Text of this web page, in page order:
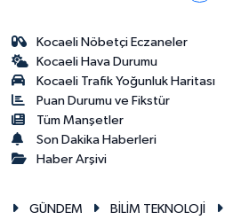
Kocaeli Nöbetçi Eczaneler
Kocaeli Hava Durumu
Kocaeli Trafik Yoğunluk Haritası
Puan Durumu ve Fikstür
Tüm Manşetler
Son Dakika Haberleri
Haber Arşivi
GÜNDEM BİLİM TEKNOLOJİ